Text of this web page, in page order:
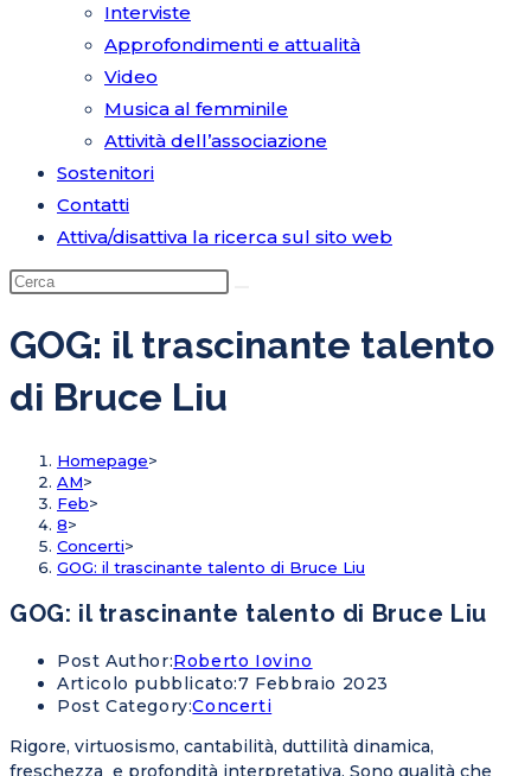
Interviste
Approfondimenti e attualità
Video
Musica al femminile
Attività dell’associazione
Sostenitori
Contatti
Attiva/disattiva la ricerca sul sito web
GOG: il trascinante talento
di Bruce Liu
Homepage>
AM>
Feb>
8>
Concerti>
GOG: il trascinante talento di Bruce Liu
GOG: il trascinante talento di Bruce Liu
Post Author:Roberto Iovino
Articolo pubblicato:7 Febbraio 2023
Post Category:Concerti
Rigore, virtuosismo, cantabilità, duttilità dinamica,
freschezza e profondità interpretativa. Sono qualità che